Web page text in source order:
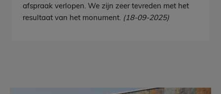
afspraak verlopen. We zijn zeer tevreden met het
resultaat van het monument. (18-09-2025)